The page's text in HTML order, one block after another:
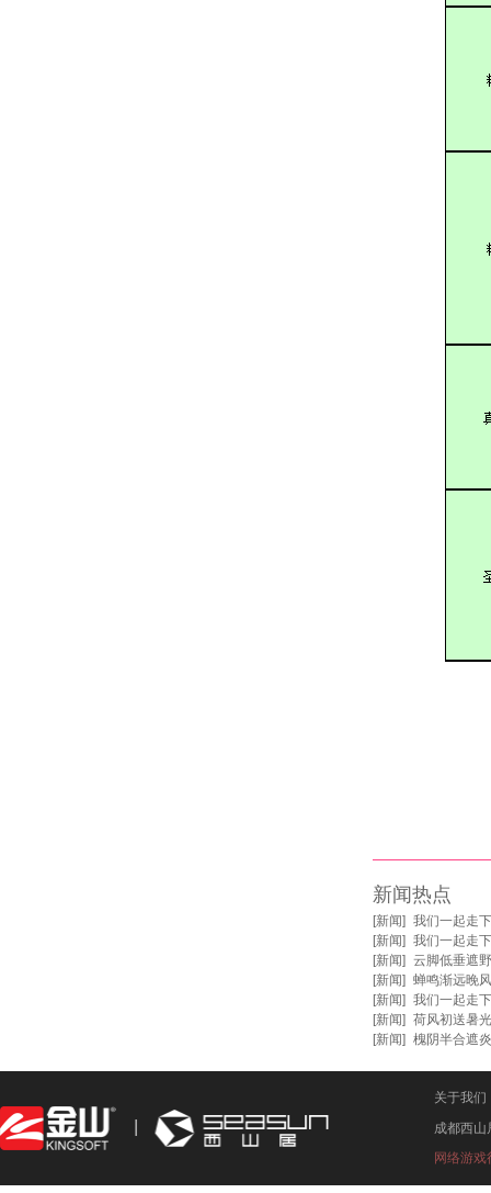
新闻热点
[新闻] 我们一起走
[新闻] 我们一起走
[新闻] 云脚低垂遮
[新闻] 蝉鸣渐远晚
[新闻] 我们一起走
[新闻] 荷风初送暑
[新闻] 槐阴半合遮
关于我们
成都西山
网络游